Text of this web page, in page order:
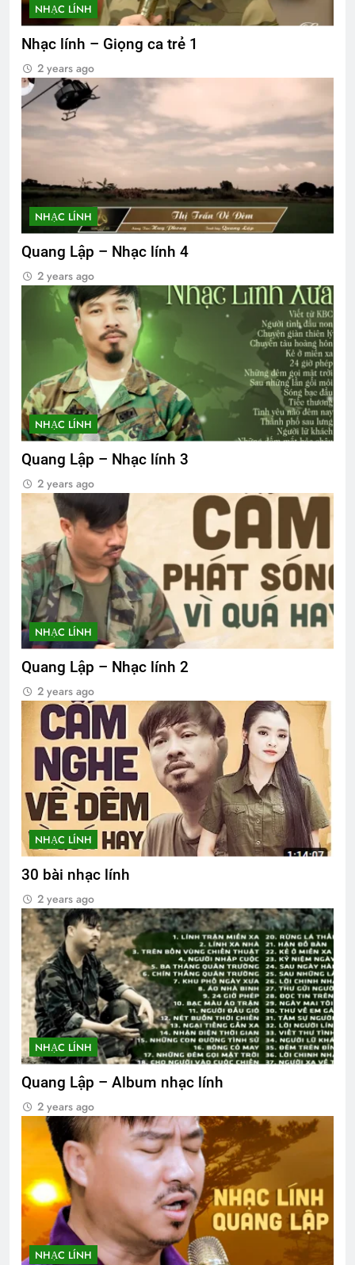
NHẠC LÍNH
Nhạc lính – Giọng ca trẻ 1
2 years ago
NHẠC LÍNH
Quang Lập – Nhạc lính 4
2 years ago
NHẠC LÍNH
Quang Lập – Nhạc lính 3
2 years ago
NHẠC LÍNH
Quang Lập – Nhạc lính 2
2 years ago
NHẠC LÍNH
30 bài nhạc lính
2 years ago
NHẠC LÍNH
Quang Lập – Album nhạc lính
2 years ago
NHẠC LÍNH